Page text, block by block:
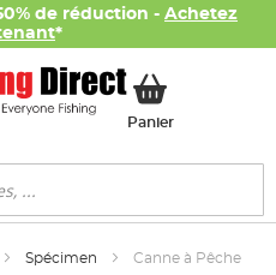
de réduction - Achetez
*
PanierMon panier
Spécimen Canne à Pêche